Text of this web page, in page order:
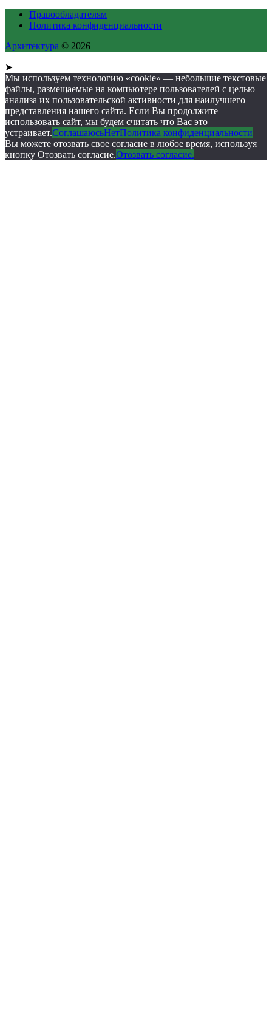
Правообладателям
Политика конфиденциальности
Архитектура © 2026
➤
Мы используем технологию «cookie» — небольшие текстовые
файлы, размещаемые на компьютере пользователей с целью
анализа их пользовательской активности для наилучшего
представления нашего сайта. Если Вы продолжите
использовать сайт, мы будем считать что Вас это
устраивает.СоглашаюсьНетПолитика конфиденциальности
Вы можете отозвать свое согласие в любое время, используя
кнопку Отозвать согласие.Отозвать согласие.